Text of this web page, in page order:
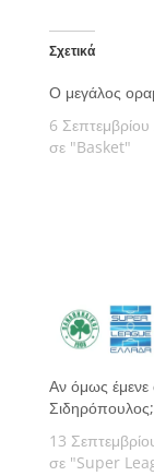
Σχετικά
Ο μεγάλος
6
σε "Basket"
Αν όμως έμενε
Σιδηρόπουλος;
13
σε "Super